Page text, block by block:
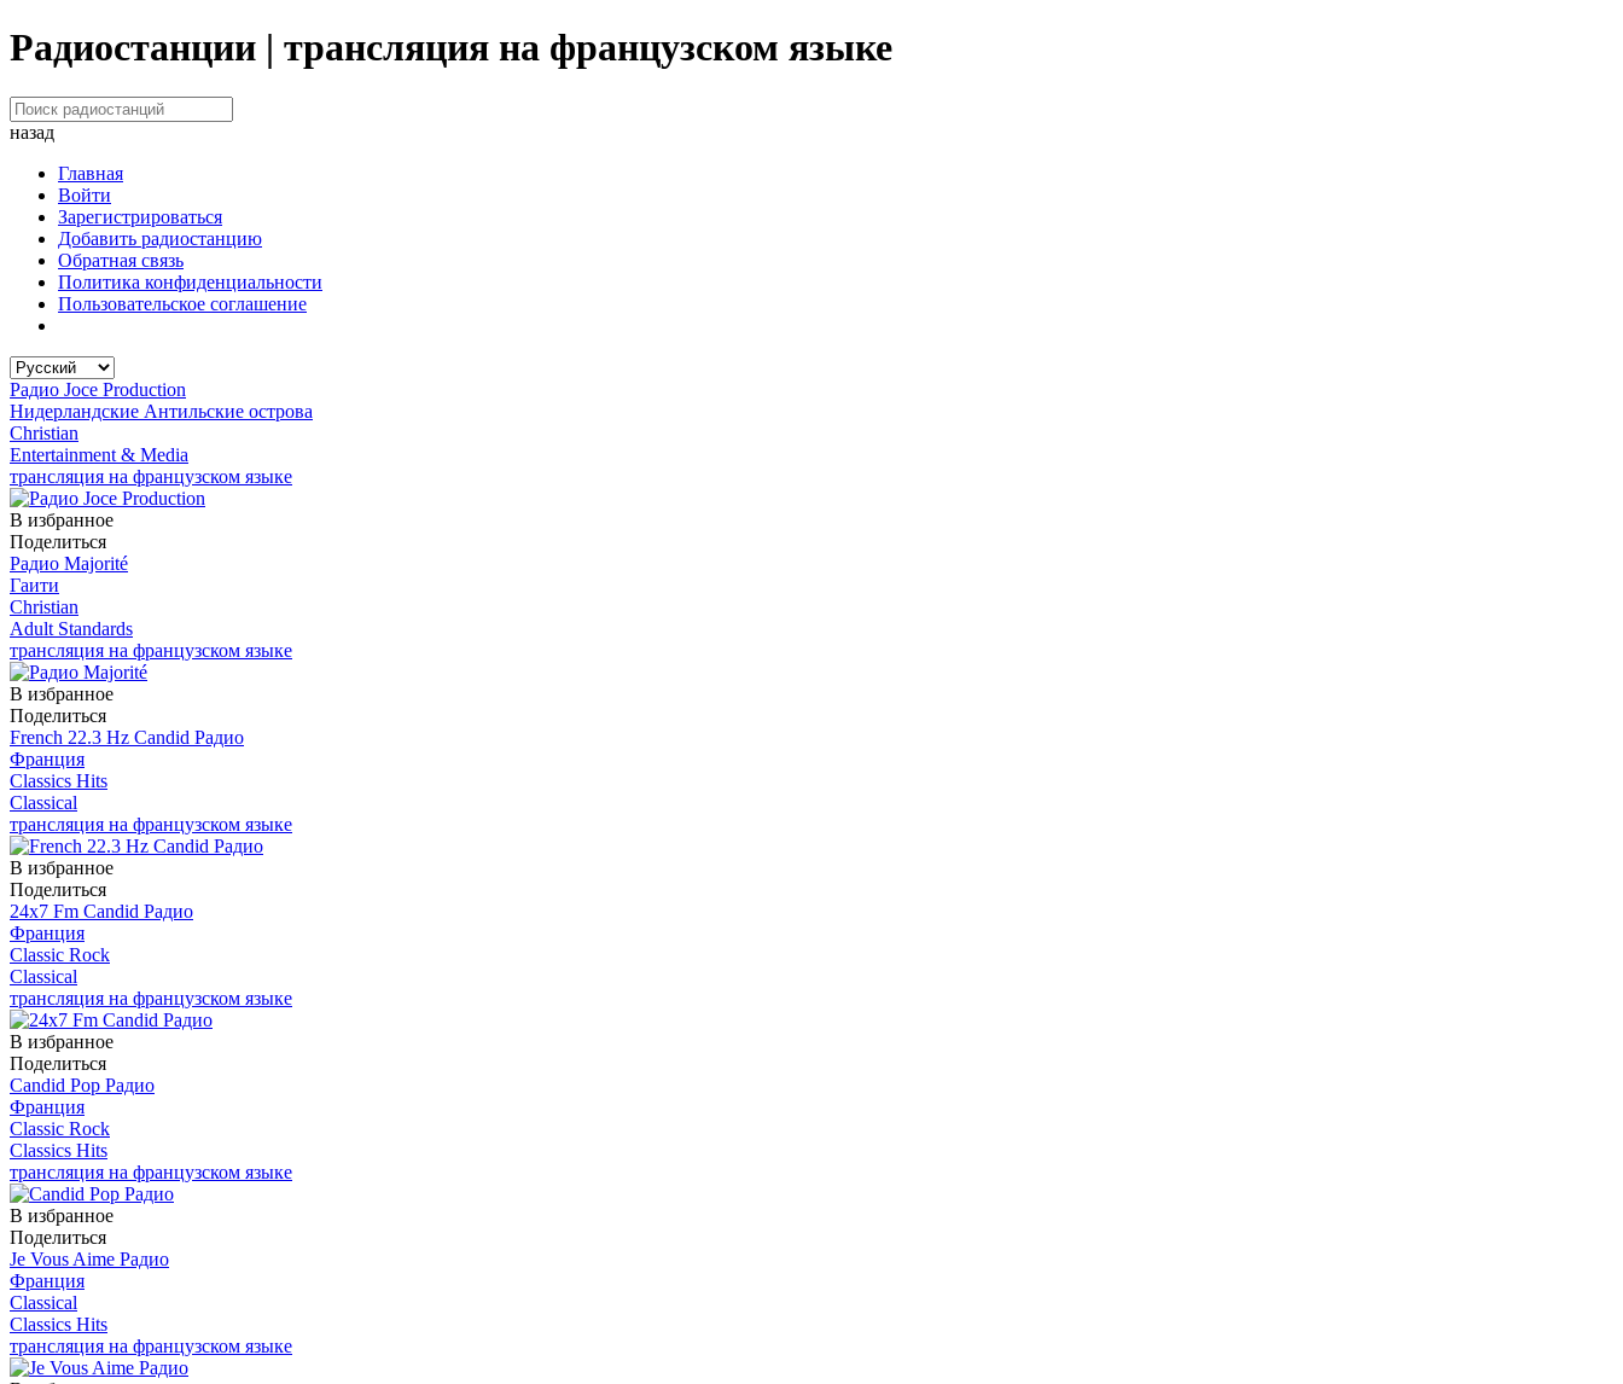
Радиостанции | трансляция на французском языке
назад
Главная
Войти
Зарегистрироваться
Добавить радиостанцию
Обратная связь
Политика конфиденциальности
Пользовательское соглашение
Радио Joce Production
Нидерландские Антильские острова
Christian
Entertainment & Media
трансляция на французском языке
В избранное
Поделиться
Радио Majorité
Гаити
Christian
Adult Standards
трансляция на французском языке
В избранное
Поделиться
French 22.3 Hz Candid Радио
Франция
Classics Hits
Classical
трансляция на французском языке
В избранное
Поделиться
24x7 Fm Candid Радио
Франция
Classic Rock
Classical
трансляция на французском языке
В избранное
Поделиться
Candid Pop Радио
Франция
Classic Rock
Classics Hits
трансляция на французском языке
В избранное
Поделиться
Je Vous Aime Радио
Франция
Classical
Classics Hits
трансляция на французском языке